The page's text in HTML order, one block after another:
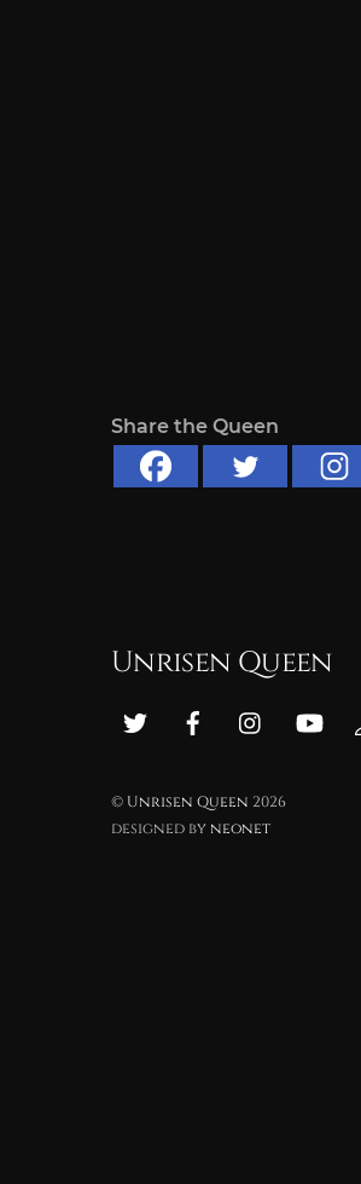
Share the Queen
Unrisen Queen
© Unrisen Queen 2026
designed by neonet